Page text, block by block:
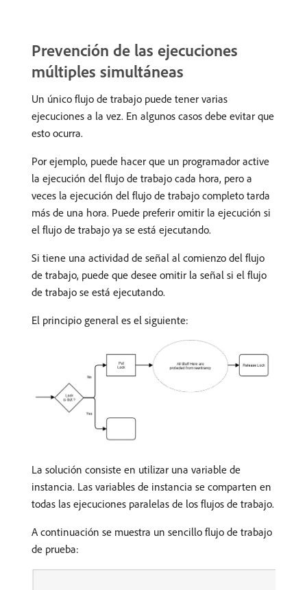
Prevención de las ejecuciones
múltiples simultáneas
Un único flujo de trabajo puede tener varias
ejecuciones a la vez. En algunos casos debe evitar que
esto ocurra.
Por ejemplo, puede hacer que un programador active
la ejecución del flujo de trabajo cada hora, pero a
veces la ejecución del flujo de trabajo completo tarda
más de una hora. Puede preferir omitir la ejecución si
el flujo de trabajo ya se está ejecutando.
Si tiene una actividad de señal al comienzo del flujo
de trabajo, puede que desee omitir la señal si el flujo
de trabajo se está ejecutando.
El principio general es el siguiente:
La solución consiste en utilizar una variable de
instancia. Las variables de instancia se comparten en
todas las ejecuciones paralelas de los flujos de trabajo.
A continuación se muestra un sencillo flujo de trabajo
de prueba: